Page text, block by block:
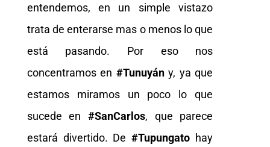
entendemos, en un simple vistazo
trata de enterarse mas o menos lo que
está pasando. Por eso nos
concentramos en #Tunuyány, ya que
estamos miramos un poco lo que
sucede en #SanCarlos, que parece
estará divertido. De#Tupungato hay